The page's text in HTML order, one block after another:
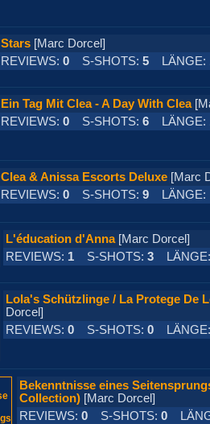
Stars [Marc Dorcel]
REVIEWS: 0 S-SHOTS: 5 LÄNGE:
Ein Tag Mit Clea - A Day With Clea
REVIEWS: 0 S-SHOTS: 6 LÄNGE:
Clea & Anissa Escorts Deluxe
REVIEWS: 0 S-SHOTS: 9 LÄNGE:
L'éducation d'Anna[Marc Dorcel]
REVIEWS: 1 S-SHOTS: 3
Lola's Schützlinge / La Protege De
Dorcel]
REVIEWS: 0 S-SHOTS: 0
Bekenntnisse eines
Collection) [Marc Dorcel]
REVIEWS: 0 S-SHOTS: 0